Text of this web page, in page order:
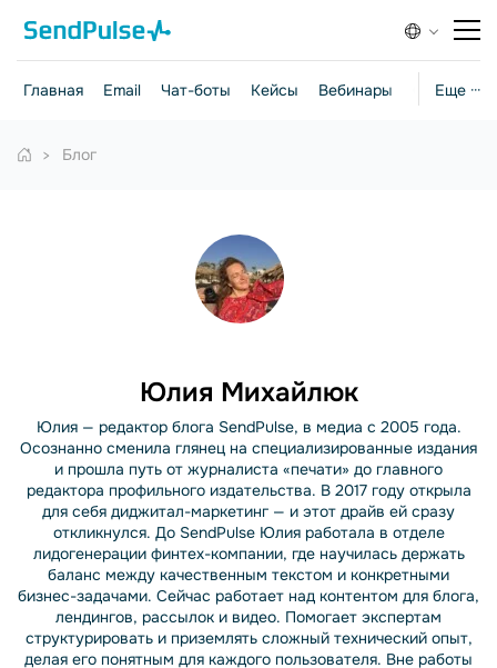
Еще ···
Главная Email Чат-боты Кейсы Вебинары Стратегии
Блог
Юлия Михайлюк
Юлия — редактор блога SendPulse, в медиа с 2005 года.
Осознанно сменила глянец на специализированные издания
и прошла путь от журналиста «печати» до главного
редактора профильного издательства. В 2017 году открыла
для себя диджитал-маркетинг — и этот драйв ей сразу
откликнулся. До SendPulse Юлия работала в отделе
лидогенерации финтех-компании, где научилась держать
баланс между качественным текстом и конкретными
бизнес-задачами. Сейчас работает над контентом для блога,
лендингов, рассылок и видео. Помогает экспертам
структурировать и приземлять сложный технический опыт,
делая его понятным для каждого пользователя. Вне работы